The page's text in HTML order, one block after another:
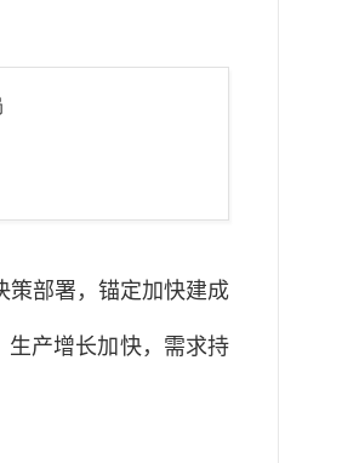
策部署，锚定加快建成
生产增长加快，需求持